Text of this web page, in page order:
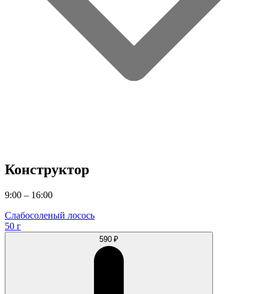
Конструктор
9:00 – 16:00
Слабосоленый лосось
50 г
590 ₽